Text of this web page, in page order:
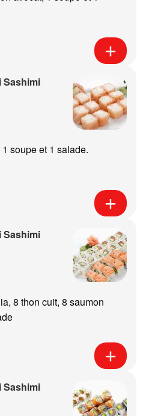
Sashimi
soupe et 1 salade.
Sashimi
8 thon cuit, 8 saumon
Sashimi